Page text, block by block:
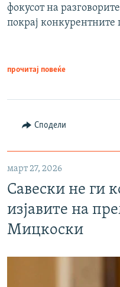
фокусот на
покрај конкурентните
прочитај повеќе
Сподели
март 27, 2026
Савески не ги
изјавите на
Мицкоски